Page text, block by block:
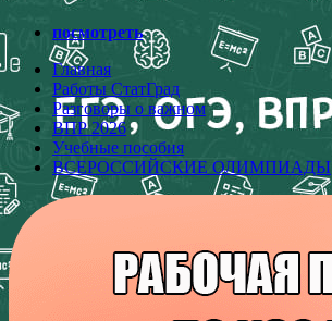
посмотреть
Главная
Работы СтатГрад
Разговоры о важном
ВПР 2026
Учебные пособия
ВСЕРОССИЙСКИЕ ОЛИМПИАДЫ